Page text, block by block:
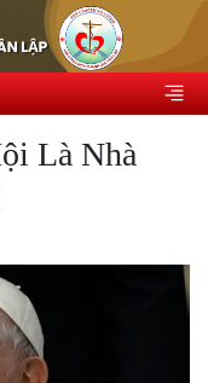
Là Nhà